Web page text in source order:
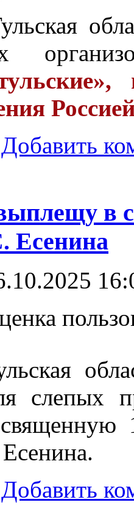
Добавить
в
Есенина
слепых
Добавить